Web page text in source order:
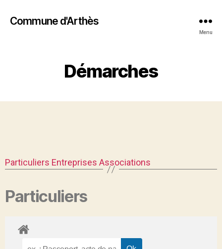
Commune d'Arthès
Menu
Démarches
Particuliers Entreprises Associations
Particuliers